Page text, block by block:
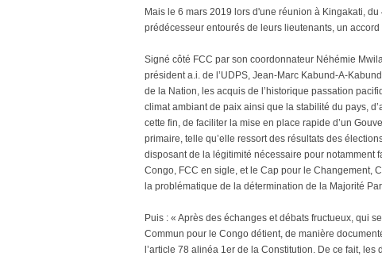
Mais le 6 mars 2019 lors d'une réunion à Kingakati,
prédécesseur entourés de leurs lieutenants, un accord
Signé côté FCC par son coordonnateur Néhémie
président a.i. de l’UDPS, Jean-Marc Kabund-A-
de la Nation, les acquis de l’historique passation
climat ambiant de paix ainsi que la stabilité du pays,
cette fin, de faciliter la mise en place rapide d’un
primaire, telle qu’elle ressort des résultats des
disposant de la légitimité nécessaire pour notamment
Congo, FCC en sigle, et le Cap pour le Changement,
la problématique de la détermination de la Majorité
Puis : « Après des échanges et débats fructueux, qui
Commun pour le Congo détient, de manière
l’article 78 alinéa 1er de la Constitution. De ce fait,